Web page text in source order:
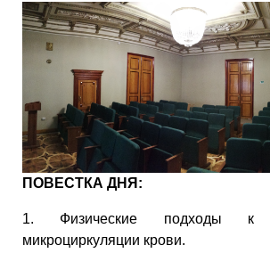
ПОВЕСТКА ДНЯ:
1. Физические подходы к
микроциркуляции крови.